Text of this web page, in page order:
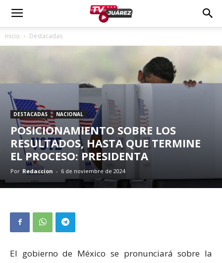
Inicio Destacadas
DESTACADAS NACIONAL
POSICIONAMIENTO SOBRE LOS
RESULTADOS, HASTA QUE TERMINE
EL PROCESO: PRESIDENTA
Por Redaccion - 6 de noviembre de 2024
El gobierno de México se pronunciará sobre la